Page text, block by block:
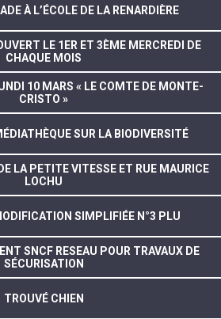
À L’ÉCOLE DE LA RENARDIÈRE
LE 1ER ET 3ÈME MERCREDI DE
CHAQUE MOIS
10 MARS « LE COMTE DE MONTE-
CRISTO »
SUR LA BIODIVERSITÉ
LA PETITE VITESSE ET RUE MAURICE
LOCHU
SIMPLIFIÉE N°3 PLU
SNCF RESEAU POUR TRAVAUX DE
SÉCURISATION
TROUVÉ CHIEN